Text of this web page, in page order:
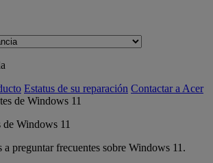
Estatus de su reparación Contactar a Acer
de Windows 11
a preguntar frecuentes sobre Windows 11.